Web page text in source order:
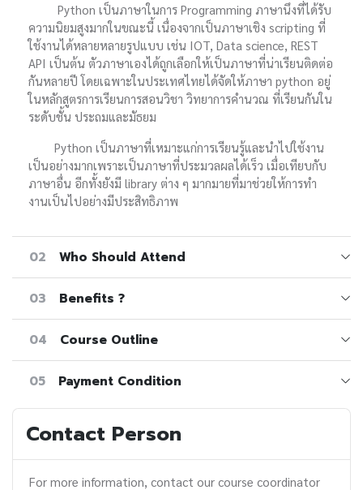
Python เป็นภาษาในการ Programming ภาษานึงที่ได้รับ
ความนิยมสูงมากในขณะนี้ เนื่องจากเป็นภาษาเชิง scripting ที่
ใช้งานได้หลายหลายรูปแบบ เช่น IOT, Data science, REST
API เป็นต้น ตัวภาษาเองได้ถูกเลือกให้เป็นภาษาที่น่าเรียนติดต่อ
กันหลายปี โดยเฉพาะในประเทศไทยได้จัดให้ภาษา python อยู่
ในหลักสูตรการเรียนการสอนวิชา วิทยาการคํานวณ ที่เรียนกันใน
ระดับชั้น ประถมและมัธยม
Python เป็นภาษาที่เหมาะแก่การเรียนรู้และนําไปใช้งาน
เป็นอย่างมากเพราะเป็นภาษาที่ประมวลผลได้เร็ว เมื่อเทียบกับ
ภาษาอื่น อีกทั้งยังมี library ต่าง ๆ มากมายที่มาช่วยให้การทํา
งานเป็นไปอย่างมีประสิทธิภาพ
02 Who Should Attend
03 Benefits ?
04 Course Outline
05 Payment Condition
Contact Person
For more information, contact our course coordinator